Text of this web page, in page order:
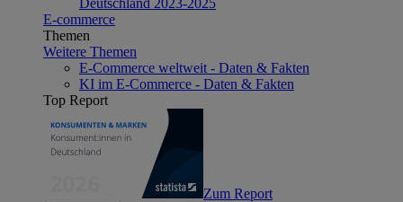
E-commerce
Themen
Weitere Themen
E-Commerce weltweit - Daten & Fakten
KI im E-Commerce - Daten & Fakten
Top Report
Zum Report